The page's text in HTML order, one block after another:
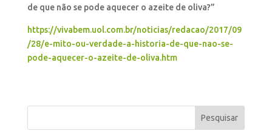
de que não se pode aquecer o azeite de oliva?”
https://vivabem.uol.com.br/noticias/redacao/2017/09
/28/e-mito-ou-verdade-a-historia-de-que-nao-se-
pode-aquecer-o-azeite-de-oliva.htm